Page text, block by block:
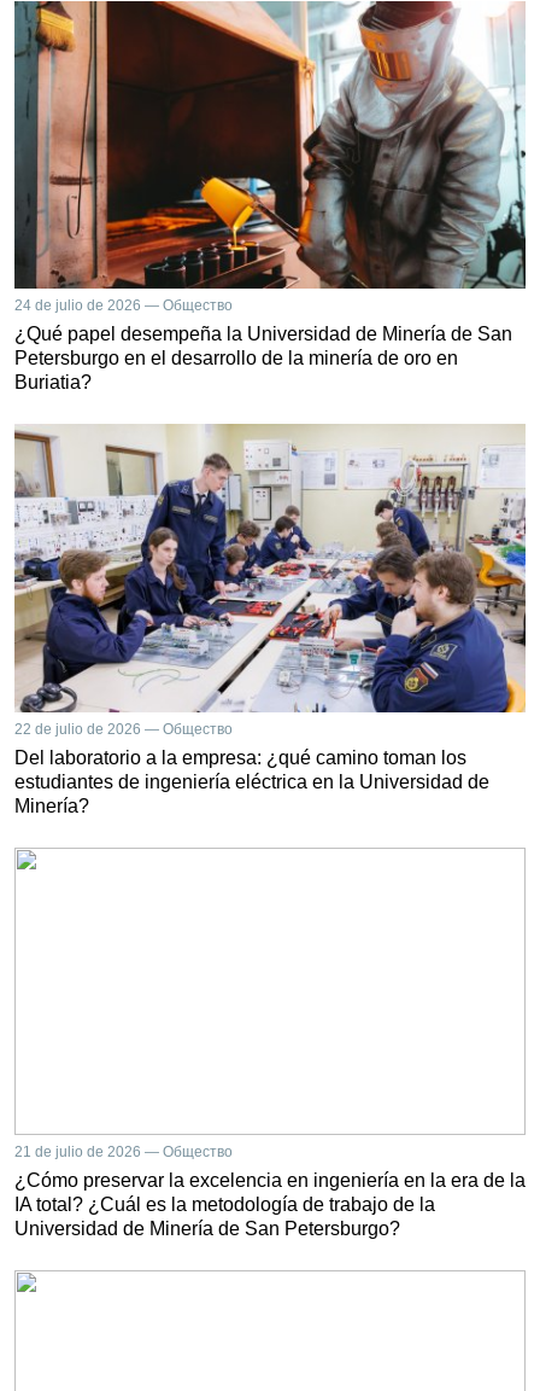
24 de julio de 2026 — Общество
¿Qué papel desempeña la Universidad de Minería de San
Petersburgo en el desarrollo de la minería de oro en
Buriatia?
22 de julio de 2026 — Общество
Del laboratorio a la empresa: ¿qué camino toman los
estudiantes de ingeniería eléctrica en la Universidad de
Minería?
21 de julio de 2026 — Общество
¿Cómo preservar la excelencia en ingeniería en la era de la
IA total? ¿Cuál es la metodología de trabajo de la
Universidad de Minería de San Petersburgo?